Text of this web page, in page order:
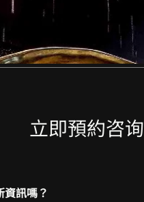
立即預約咨询
資訊嗎？